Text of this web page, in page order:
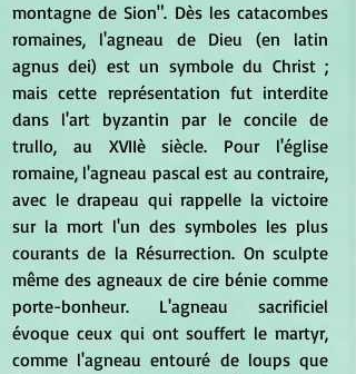
montagne de Sion". Dès les catacombes
romaines, l'agneau de Dieu (en latin
agnus dei) est un symbole du Christ ;
mais cette représentation fut interdite
dans l'art byzantin par le concile de
trullo, au XVIIè siècle. Pour l'église
romaine, l'agneau pascal est au contraire,
avec le drapeau qui rappelle la victoire
sur la mort l'un des symboles les plus
courants de la Résurrection. On sculpte
même des agneaux de cire bénie comme
porte-bonheur. L'agneau sacrificiel
évoque ceux qui ont souffert le martyr,
comme l'agneau entouré de loups que